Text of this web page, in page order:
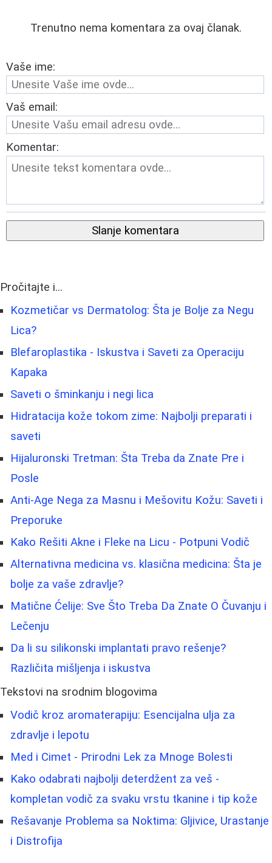
Trenutno nema komentara za ovaj članak.
Vaše ime:
Vaš email:
Komentar:
Slanje komentara
Pročitajte i...
Kozmetičar vs Dermatolog: Šta je Bolje za Negu
Lica?
Blefaroplastika - Iskustva i Saveti za Operaciju
Kapaka
Saveti o šminkanju i negi lica
Hidratacija kože tokom zime: Najbolji preparati i
saveti
Hijaluronski Tretman: Šta Treba da Znate Pre i
Posle
Anti-Age Nega za Masnu i Mešovitu Kožu: Saveti i
Preporuke
Kako Rešiti Akne i Fleke na Licu - Potpuni Vodič
Alternativna medicina vs. klasična medicina: Šta je
bolje za vaše zdravlje?
Matične Ćelije: Sve Što Treba Da Znate O Čuvanju i
Lečenju
Da li su silikonski implantati pravo rešenje?
Različita mišljenja i iskustva
Tekstovi na srodnim blogovima
Vodič kroz aromaterapiju: Esencijalna ulja za
zdravlje i lepotu
Med i Cimet - Prirodni Lek za Mnoge Bolesti
Kako odabrati najbolji deterdžent za veš -
kompletan vodič za svaku vrstu tkanine i tip kože
Rešavanje Problema sa Noktima: Gljivice, Urastanje
i Distrofija